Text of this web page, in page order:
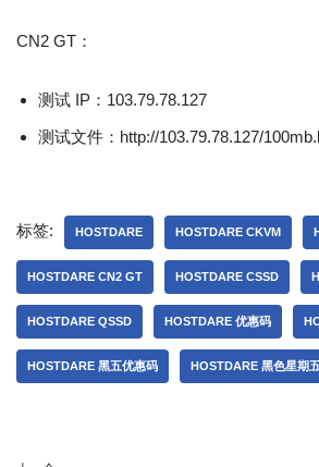
CN2 GT：
测试 IP：103.79.78.127
测试文件：http://103.79.78.127/
标签: HOSTDARE HOSTDARE CKVM
HOSTDARE CN2 GT HOSTDARE CSSD
HOSTDARE QSSD HOSTDARE 优惠码
HOSTDARE 黑五优惠码 HOSTDARE 黑色星期